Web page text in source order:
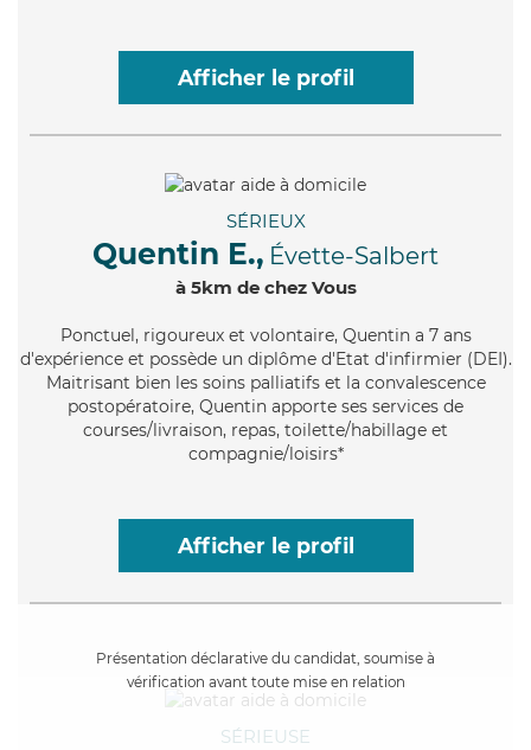
Afficher le profil
SÉRIEUX
Quentin E., Évette-Salbert
à 5km de chez Vous
Ponctuel, rigoureux et volontaire, Quentin a 7 ans
d'expérience et possède un diplôme d'Etat d'infirmier (DEI).
Maitrisant bien les soins palliatifs et la convalescence
postopératoire, Quentin apporte ses services de
courses/livraison, repas, toilette/habillage et
compagnie/loisirs*
Afficher le profil
Présentation déclarative du candidat, soumise à
vérification avant toute mise en relation
SÉRIEUSE